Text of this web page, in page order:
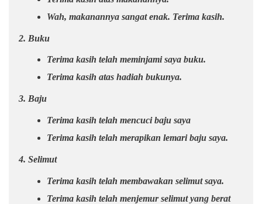
Wah, makanannya sangat enak. Terima kasih.
2. Buku
Terima kasih telah meminjami saya buku.
Terima kasih atas hadiah bukunya.
3. Baju
Terima kasih telah mencuci baju saya
Terima kasih telah merapikan lemari baju saya.
4. Selimut
Terima kasih telah membawakan selimut saya.
Terima kasih telah menjemur selimut yang berat